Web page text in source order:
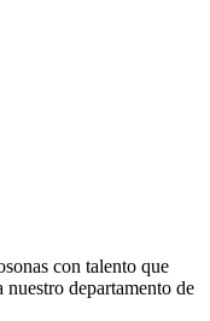
con talento que
departamento de